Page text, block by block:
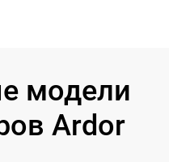
модели
Ardor